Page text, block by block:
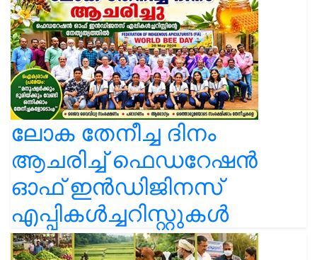
ലോക തേനീച്ച ദിനം
ആചരിച്ച് ഫെഡറേഷൻ
ഓഫ് ഇൻഡിജിനസ്
എപ്പികൾച്ചറിസ്റ്റുകൾ